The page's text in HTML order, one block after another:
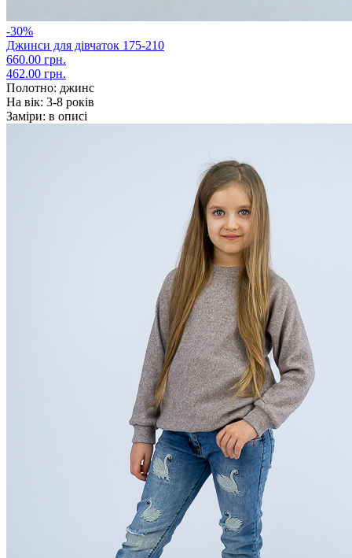
-30%
Джинси для дівчаток 175-210
660.00 грн.
462.00 грн.
Полотно: джинс
На вік: 3-8 років
Заміри: в описі